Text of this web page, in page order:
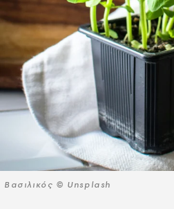
Βασιλικός © Unsplash